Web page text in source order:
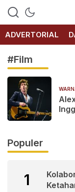
ADVERTORIAL
#Film
Populer
1